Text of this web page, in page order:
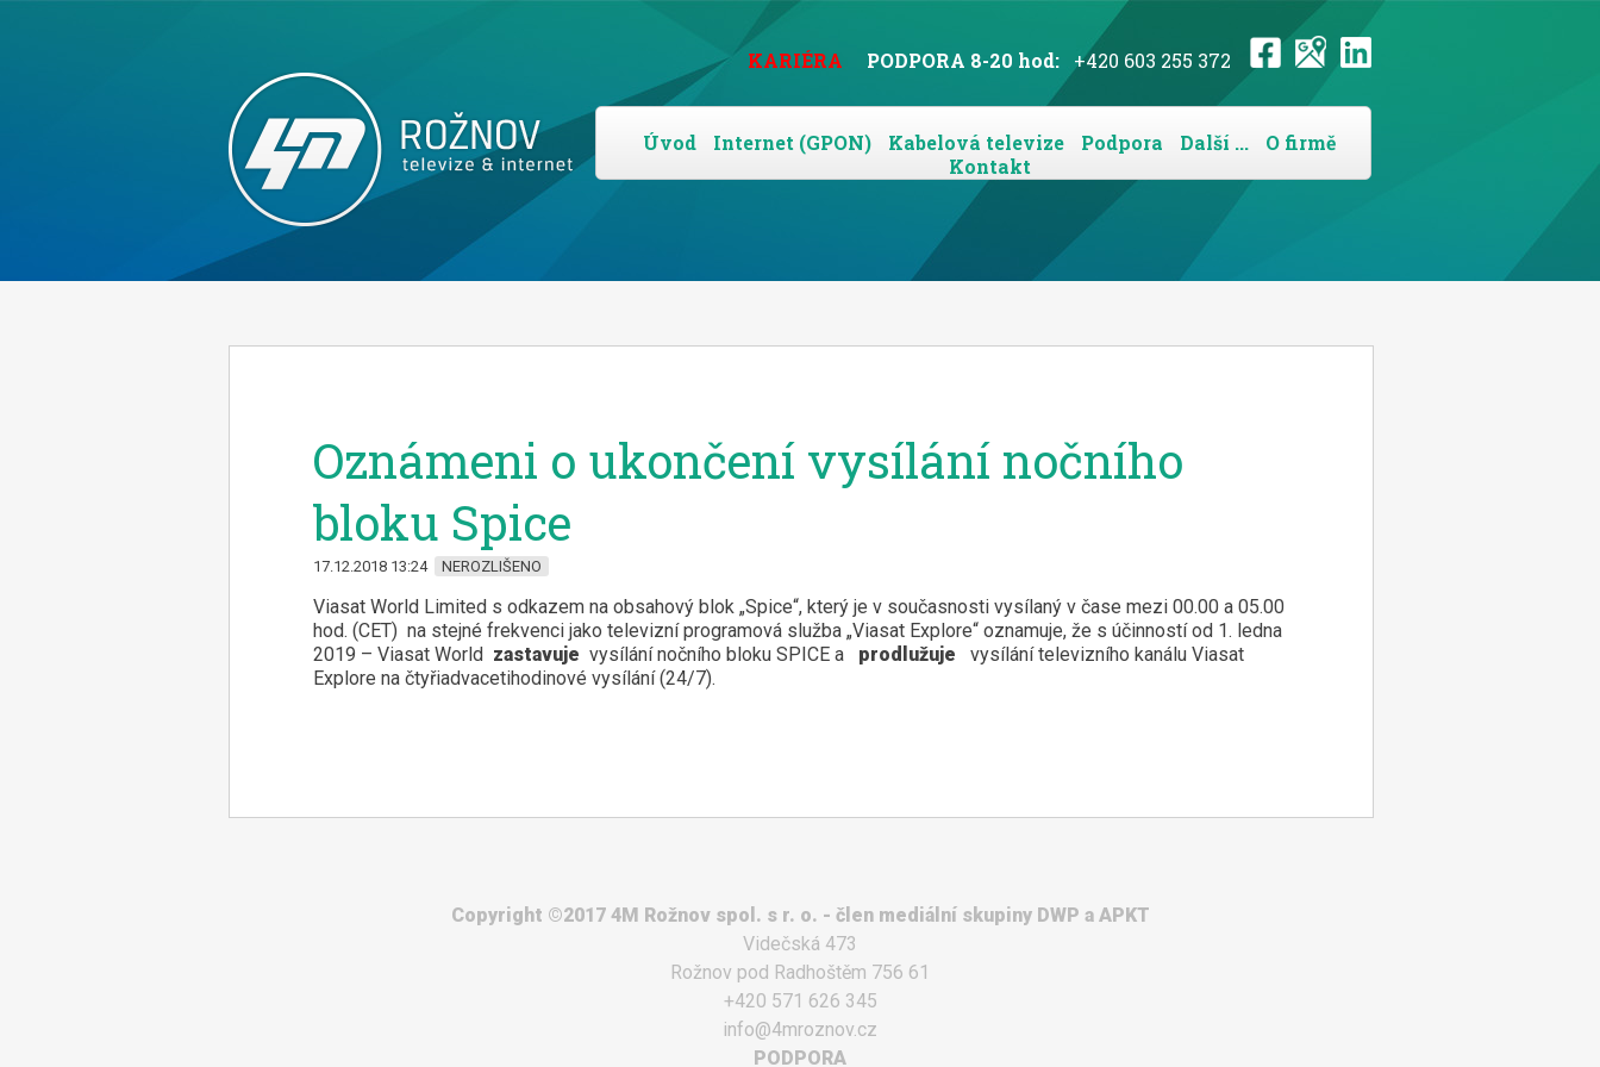
KARIÉRA PODPORA 8-20 hod: +420 603 255 372
Úvod Internet (GPON) Kabelová televize Podpora Další ...
O firmě
Kontakt
Oznámeni o ukončení vysílání nočního
bloku Spice
17.12.2018 13:24 NEROZLIŠENO
Viasat World Limited s odkazem na obsahový blok „Spice“, který je v současnosti vysílaný v čase mezi 00.00 a 05.00
hod. (CET) na stejné frekvenci jako televizní programová služba „Viasat Explore“ oznamuje, že s účinností od 1. ledna
2019 – Viasat World zastavuje vysílání nočního bloku SPICE a prodlužuje vysílání televizního kanálu Viasat
Explore na čtyřiadvacetihodinové vysílání (24/7).
Copyright ©2017 4M Rožnov spol. s r. o. - člen mediální skupiny DWP a APKT
Videčská 473
Rožnov pod Radhoštěm 756 61
+420 571 626 345
info@4mroznov.cz
PODPORA